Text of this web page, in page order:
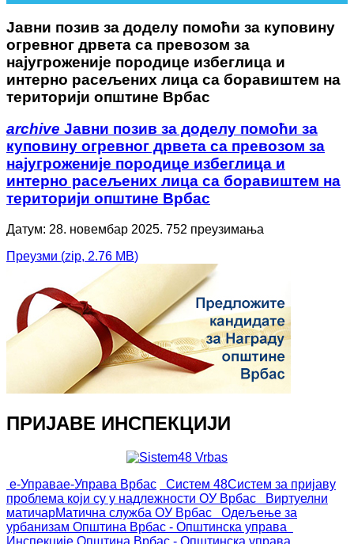
Јавни позив за доделу помоћи за куповину
огревног дрвета са превозом за
најугроженије породице избеглица и
интерно расељених лица са боравиштем на
територији општине Врбас
archive Јавни позив за доделу помоћи за
куповину огревног дрвета са превозом за
најугроженије породице избеглица и
интерно расељених лица са боравиштем на
територији општине Врбас
Датум: 28. новембар 2025. 752 преузимања
Преузми (zip, 2.76 MB)
ПРИЈАВЕ ИНСПЕКЦИЈИ
е-Управае-Управа Врбас Систем 48Систем за пријаву
проблема који су у надлежности ОУ Врбас
Виртуелни
матичарМатична служба ОУ Врбас
Одељење за
урбанизам Општина Врбас - Општинска управа
Инспекције Општина Врбас - Општинска управа